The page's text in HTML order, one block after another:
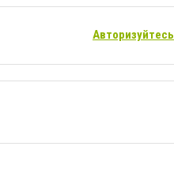
Авторизуйтесь